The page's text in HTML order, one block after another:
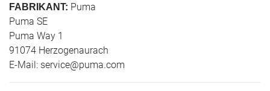
FABRIKANT: Puma
Puma SE
Puma Way 1
91074 Herzogenaurach
E-Mail: service@puma.com